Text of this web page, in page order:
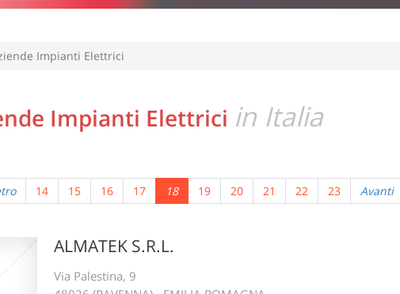
Impianti Elettrici
Impianti Elettrici in Italia
14 15 16 17 18 19 20 21 22 23 Avanti
ALMATEK S.R.L.
Via Palestina, 9